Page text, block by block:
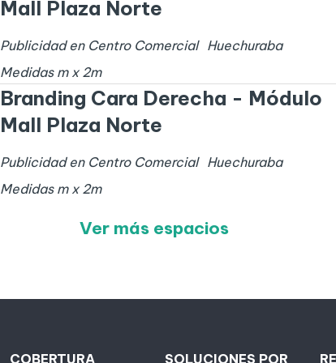
Mall Plaza Norte
Publicidad en Centro Comercial Huechuraba
Medidas m x 2m
Branding Cara Derecha - Módulo
Mall Plaza Norte
Publicidad en Centro Comercial Huechuraba
Medidas m x 2m
Ver más espacios
COBERTURA SOLUCIONES POR